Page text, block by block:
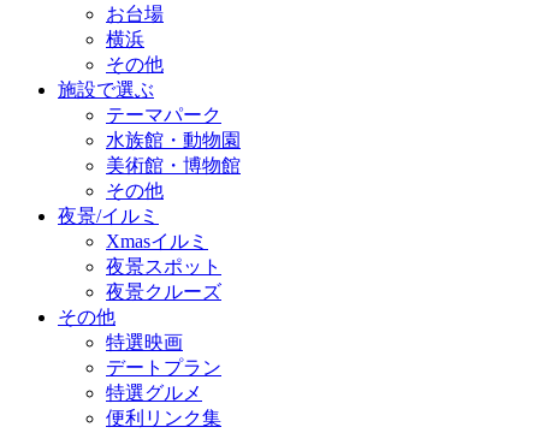
お台場
横浜
その他
施設で選ぶ
テーマパーク
水族館・動物園
美術館・博物館
その他
夜景/イルミ
Xmasイルミ
夜景スポット
夜景クルーズ
その他
特選映画
デートプラン
特選グルメ
便利リンク集